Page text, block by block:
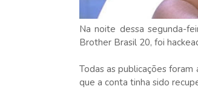
Na noite dessa segunda-
Brother Brasil 20, foi
Todas as publicações
que a conta tinha sido